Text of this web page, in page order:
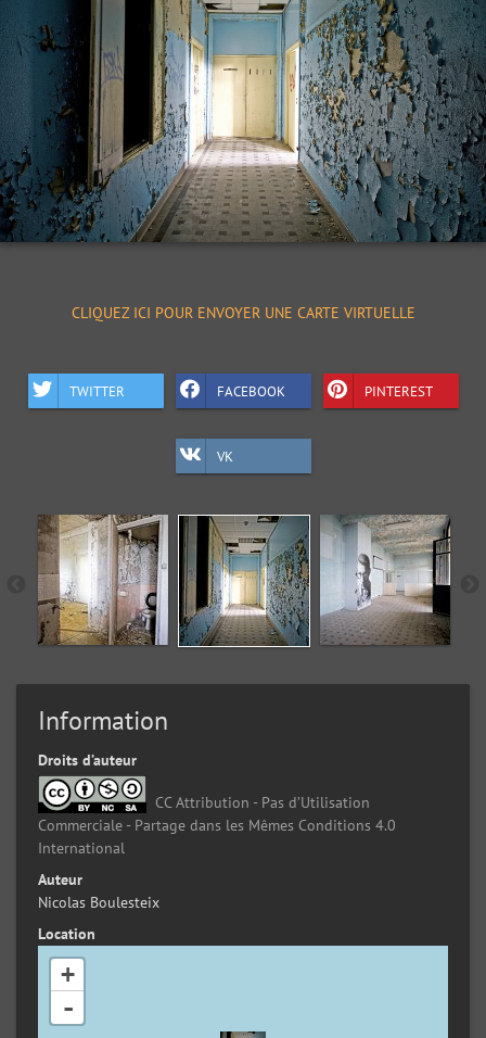
CLIQUEZ ICI POUR ENVOYER UNE CARTE VIRTUELLE
TWITTER FACEBOOK PINTEREST
VK
Information
Droits d’auteur
CC Attribution - Pas d’Utilisation
Commerciale - Partage dans les Mêmes Conditions 4.0
International
Auteur
Nicolas Boulesteix
Location
+
-